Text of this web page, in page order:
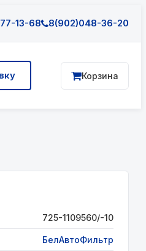
13-68 8(902)048-36-20
Корзина
725-1109560/-10
БелАвтоФильтр